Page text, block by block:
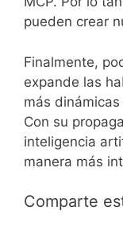
pueden crear
Finalmente,
expande las
más
Con su
inteligencia
manera más
Comparte